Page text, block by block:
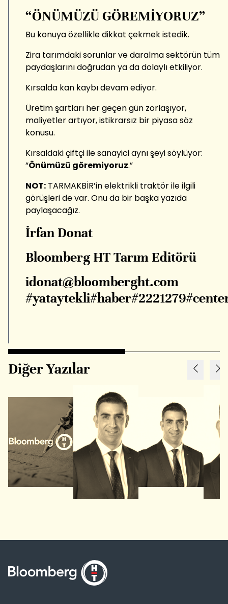
“ÖNÜMÜZÜ GÖREMİYORUZ”
Bu konuya özellikle dikkat çekmek istedik.
Zira tarımdaki sorunlar ve daralma sektörün tüm
paydaşlarını doğrudan ya da dolaylı etkiliyor.
Kırsalda kan kaybı devam ediyor.
Üretim şartları her geçen gün zorlaşıyor,
maliyetler artıyor, istikrarsız bir piyasa söz
konusu.
Kırsaldaki çiftçi ile sanayici aynı şeyi söylüyor:
“Önümüzü göremiyoruz.”
NOT: TARMAKBİR’in elektrikli traktör ile ilgili
görüşleri de var. Onu da bir başka yazıda
paylaşacağız.
İrfan Donat
Bloomberg HT Tarım Editörü
idonat@bloomberght.com
Diğer Yazılar